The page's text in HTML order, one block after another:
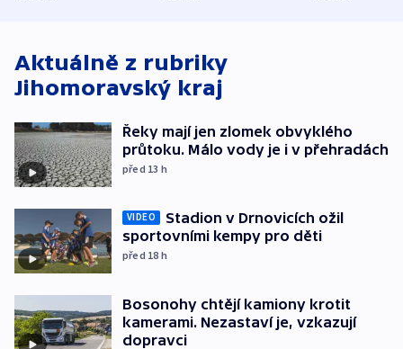
Aktuálně z rubriky
Jihomoravský kraj
Řeky mají jen zlomek obvyklého
průtoku. Málo vody je i v přehradách
před 13 h
VIDEO
Stadion v Drnovicích ožil
sportovními kempy pro děti
před 18 h
Bosonohy chtějí kamiony krotit
kamerami. Nezastaví je, vzkazují
dopravci